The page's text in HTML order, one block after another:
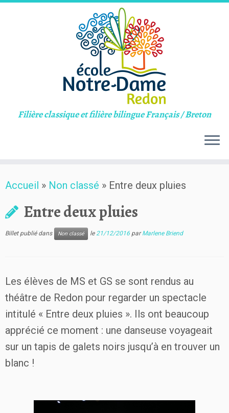
to
content
Filière classique et filière bilingue Français / Breton
Accueil » Non classé » Entre deux pluies
Entre deux pluies
Billet publié dans Non classé le21/12/2016 parMarlene Briend
Les élèves de MS et GS se sont rendus au
théâtre de Redon pour regarder un spectacle
intitulé « Entre deux pluies ». Ils ont beaucoup
apprécié ce moment : une danseuse voyageait
sur un tapis de galets noirs jusqu’à en trouver un
blanc !